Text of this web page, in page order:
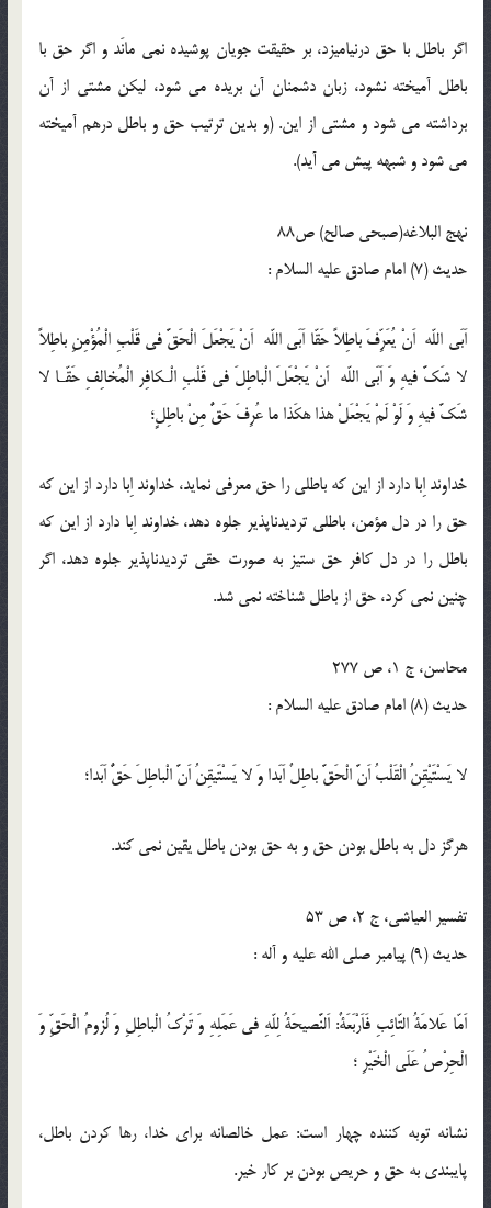
اگر باطل با حق درنياميزد، بر حقيقت جويان پوشيده نمى مانَد و اگر حق با
باطل آميخته نشود، زبان دشمنان آن بريده مى شود، ليكن مشتى از آن
برداشته مى شود و مشتى از اين. (و بدين ترتيب حق و باطل درهم آميخته
مى شود و شبهه پيش مى آيد).
نهج البلاغه(صبحی صالح) ص88
حدیث (7) امام صادق عليه السلام :
اَبَى اللّه اَنْ يُعَرِّفَ باطِلاً حَقّا اَبَى اللّه اَنْ يَجْعَلَ الْحَقَّ فى قَلْبِ الْمُؤْمِنِ باطِلاً
لا شَكَّ فيهِ وَ اَبَى اللّه اَنْ يَجْعَلَ الْباطِلَ فى قَلْبِ الْـكافِر الْمُخالِفِ حَقّـا لا
شَكَّ فيهِ وَ لَوْ لَمْ يَجْعَلْ هذا هكَذا ما عُرِفَ حَقٌّ مِنْ باطِلٍ؛
خداوند اِبا دارد از اين كه باطلى را حق معرفى نمايد، خداوند اِبا دارد از اين كه
حق را در دل مؤمن، باطلى ترديدناپذير جلوه دهد، خداوند اِبا دارد از اين كه
باطل را در دل كافر حق ستيز به صورت حقى ترديدناپذير جلوه دهد، اگر
چنين نمى كرد، حق از باطل شناخته نمى شد.
محاسن، ج 1، ص 277
حدیث (8) امام صادق عليه السلام :
لا يَسْتَيْقِنُ الْقَلْبُ اَنَّ الْحَقَّ باطِلٌ اَبَدا وَ لا يَسْتَيقِنُ اَنَّ الْباطِلَ حَقٌّ اَبَدا؛
هرگز دل به باطل بودن حق و به حق بودن باطل يقين نمى كند.
تفسير العياشى، ج 2، ص 53
حدیث (9) پيامبر صلى الله عليه و آله :
اَمّا عَلامَةُ التّائِبِ فَاَرْبَعَةٌ: اَلنَّصيحَةُ لِلّهِ فى عَمَلِهِ وَ تَرْكُ الْباطِلِ وَ لُزومُ الْحَقِّ وَ
الْحِرْصُ عَلَى الْخَيْرِ ؛
نشانه توبه كننده چهار است: عمل خالصانه براى خدا، رها كردن باطل،
پايبندى به حق و حريص بودن بر كار خير.